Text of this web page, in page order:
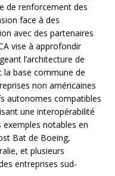
de renforcement des
face à des
avec des partenaires
vise à approfondir
l’architecture de
base commune de
non américaines
autonomes compatibles
une interopérabilité
notables en
Bat de Boeing,
et plusieurs
entreprises sud-